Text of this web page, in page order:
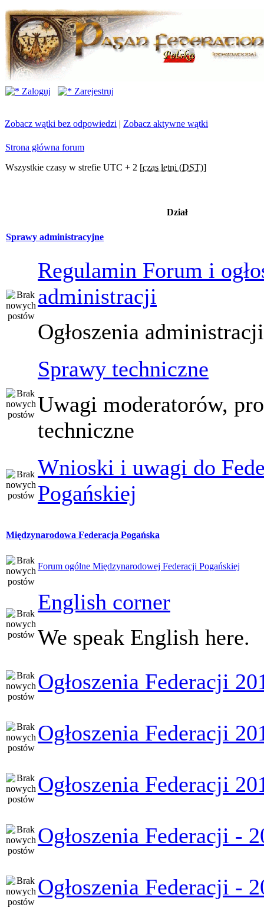
Zaloguj Zarejestruj
Zobacz wątki bez odpowiedzi | Zobacz aktywne wątki
Strona główna forum
Wszystkie czasy w strefie UTC + 2 [czas letni (DST)]
Dział
Sprawy administracyjne
Regulamin Forum i
administracji
Ogłoszenia
Sprawy techniczne
Uwagi moderatorów,
techniczne
Wnioski i uwagi do
Pogańskiej
Międzynarodowa Federacja Pogańska
Forum ogólne Międzynarodowej Federacji Pogańskiej
English corner
We speak English here.
Ogłoszenia Federacji
Ogłoszenia Federacji
Ogłoszenia Federacji
Ogłoszenia Federacji -
Ogłoszenia Federacji -